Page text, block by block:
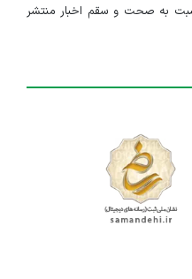
به صحت و سقم اخبار منتشر